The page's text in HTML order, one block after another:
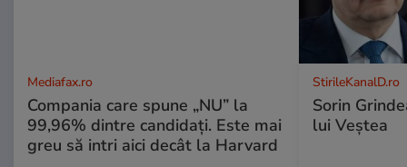
Mediafax.ro
Compania care spune „NU” la
99,96% dintre candidați. Este mai
greu să intri aici decât la Harvard
StirileKanalD.ro
Sorin
lui Veștea